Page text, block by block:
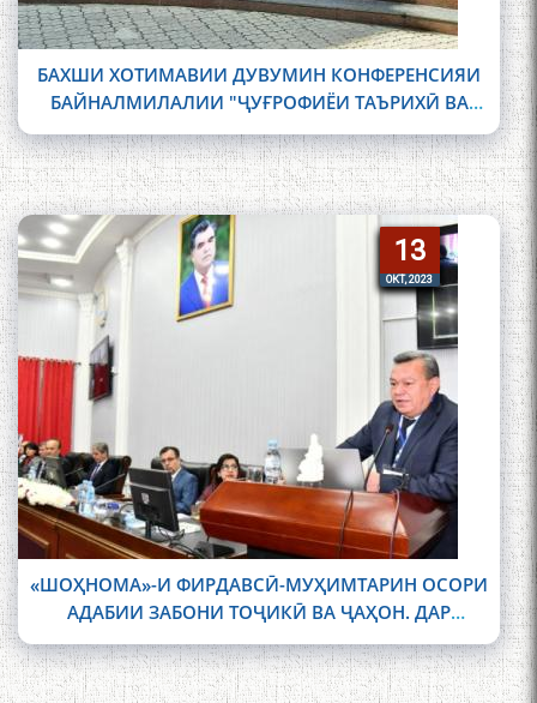
БАХШИ ХОТИМАВИИ ДУВУМИН КОНФЕРЕНСИЯИ
БАЙНАЛМИЛАЛИИ "ҶУҒРОФИЁИ ТАЪРИХӢ ВА
ФАРҲАНГИИ "ШОҲНОМА"-И ФИРДАВСӢ ДАР
ТОЛОРИ АМИТ
13
13
ОКТ, 2023
«ШОҲНОМА»-И ФИРДАВСӢ-МУҲИМТАРИН ОСОРИ
АДАБИИ ЗАБОНИ ТОҶИКӢ ВА ҶАҲОН. ДАР
ДУШАНБЕ КОНФЕРЕНСИЯИ БАЙНАЛМИЛАЛӢ
ДОИР ШУД